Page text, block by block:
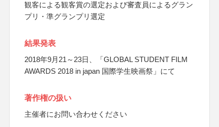
観客による観客賞の選定および審査員によるグラン
プリ・準グランプリ選定
結果発表
2018年9月21～23日、「GLOBAL STUDENT FILM
AWARDS 2018 in japan 国際学生映画祭」にて
著作権の扱い
主催者にお問い合わせください